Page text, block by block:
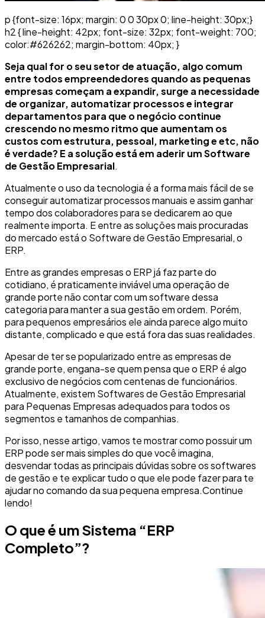
p {font-size: 16px; margin: 0 0 30px 0; line-height: 30px;}
h2 { line-height: 42px; font-size: 32px; font-weight: 700;
color:#626262; margin-bottom: 40px; }
Seja qual for o seu setor de atuação, algo comum
entre todos empreendedores quando as pequenas
empresas começam a expandir, surge a necessidade
de organizar, automatizar processos e integrar
departamentos para que o negócio continue
crescendo no mesmo ritmo que aumentam os
custos com estrutura, pessoal, marketing e etc, não
é verdade? E a solução está em aderir um Software
de Gestão Empresarial.
Atualmente o uso da tecnologia é a forma mais fácil de se
conseguir automatizar processos manuais e assim ganhar
tempo dos colaboradores para se dedicarem ao que
realmente importa. E entre as soluções mais procuradas
do mercado está o Software de Gestão Empresarial, o
ERP.
Entre as grandes empresas o ERP já faz parte do
cotidiano, é praticamente inviável uma operação de
grande porte não contar com um software dessa
categoria para manter a sua gestão em ordem. Porém,
para pequenos empresários ele ainda parece algo muito
distante, complicado e que está fora das suas realidades.
Apesar de ter se popularizado entre as empresas de
grande porte, engana-se quem pensa que o ERP é algo
exclusivo de negócios com centenas de funcionários.
Atualmente, existem Softwares de Gestão Empresarial
para Pequenas Empresas adequados para todos os
segmentos e tamanhos de companhias.
Por isso, nesse artigo, vamos te mostrar como possuir um
ERP pode ser mais simples do que você imagina,
desvendar todas as principais dúvidas sobre os softwares
de gestão e te explicar tudo o que ele pode fazer para te
ajudar no comando da sua pequena empresa.Continue
lendo!
O que é um Sistema “ERP
Completo”?